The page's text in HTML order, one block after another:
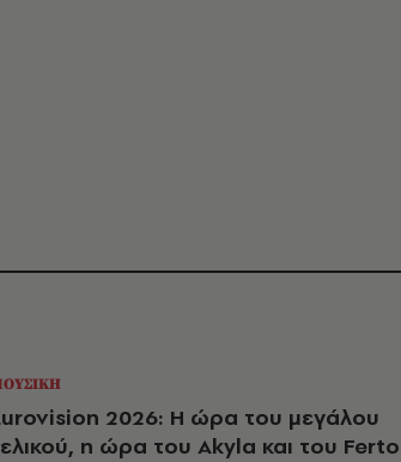
2026: Η ώρα του μεγάλου
η ώρα του Akyla και του Ferto